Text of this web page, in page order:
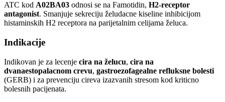
ATC kod A02BA03 odnosi se na Famotidin, H2-receptor
antagonist. Smanjuje sekreciju želudacne kiseline inhibicijom
histaminskih H2 receptora na parijetalnim celijama želuca.
Indikacije
Indikovan je za lecenje cira na želucu, cira na
dvanaestopalacnom crevu, gastroezofagealne refluksne bolesti
(GERB) i za prevenciju cireva izazvanih stresom kod kriticno
bolesnih pacijenata.